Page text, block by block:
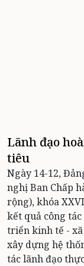
Lãnh đạo
tiêu
Ngày 14-12,
nghị Ban Chấp
rộng), khóa
kết quả công
triển kinh tế - xã
xây dựng hệ
tác lãnh đạo